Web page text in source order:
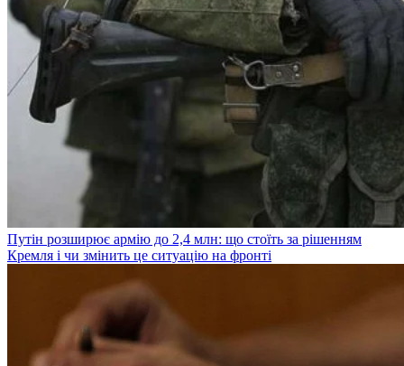
Путін розширює армію до 2,4 млн: що стоїть за рішенням
Кремля і чи змінить це ситуацію на фронті